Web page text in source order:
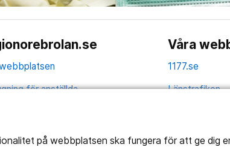
på webbplatsen ska fungera för att ge dig
för anställda
Våra
1177.se
Länstrafiken
Utveckling